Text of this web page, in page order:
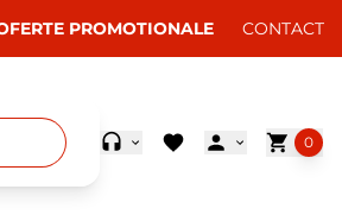
PROMOTIONALE CONTACT
0